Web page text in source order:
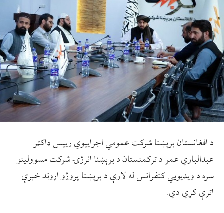
د افغانستان برېښنا شرکت عمومي اجراییوي رییس ډاکټر
عبدالباري عمر د ترکمنستان د برېښنا انرژۍ شرکت مسوولینو
سره د ویډیويي کنفرانس له لارې د برېښنا پروژو اړوند خبرې
اترې کړي دي.